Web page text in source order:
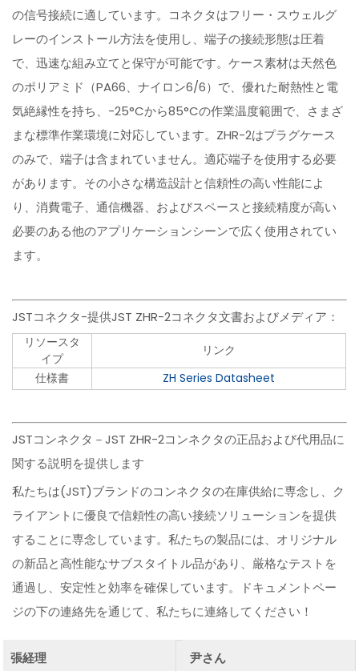
の信号接続に適しています。コネクタはフリー・スウェルグ
レーのインストール方法を使用し、端子の接続形態は圧着
で、迅速な組み立てと保守が可能です。ケース素材は天然色
のポリアミド（PA66、ナイロン6/6）で、優れた耐熱性と電
気絶縁性を持ち、-25°Cから85°Cの作業温度範囲で、さまざ
まな標準作業環境に対応しています。ZHR-2はプラグケース
のみで、端子は含まれていません。適応端子を使用する必要
があります。その小さな構造設計と信頼性の高い性能によ
り、消費電子、通信機器、およびスペースと接続精度が高い
必要のある他のアプリケーションシーンで広く使用されてい
ます。
JSTコネクタ-提供JST ZHR-2コネクタ文書およびメディア：
リソースタ
イプ
リンク
仕様書
ZH Series Datasheet
JSTコンネクタ－JST ZHR-2コンネクタの正品および代用品に
関する説明を提供します
私たちは(JST)ブランドのコンネクタの在庫供給に専念し、ク
ライアントに優良で信頼性の高い接続ソリューションを提供
することに専念しています。私たちの製品には、オリジナル
の新品と高性能なサブスタイトル品があり、厳格なテストを
通過し、安定性と効率を確保しています。ドキュメントペー
ジの下の連絡先を通じて、私たちに連絡してください！
張経理
尹さん